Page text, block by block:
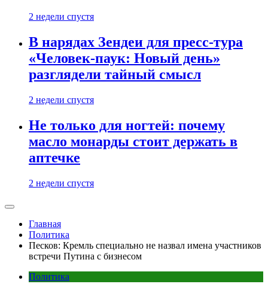
2 недели спустя
В нарядах Зендеи для пресс-тура
«Человек-паук: Новый день»
разглядели тайный смысл
2 недели спустя
Не только для ногтей: почему
масло монарды стоит держать в
аптечке
2 недели спустя
Главная
Политика
Песков: Кремль специально не назвал имена участников
встречи Путина с бизнесом
Политика